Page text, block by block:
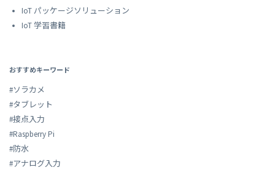
IoT パッケージソリューション
IoT 学習書籍
おすすめキーワード
#ソラカメ
#タブレット
#接点入力
#Raspberry Pi
#防水
#アナログ入力